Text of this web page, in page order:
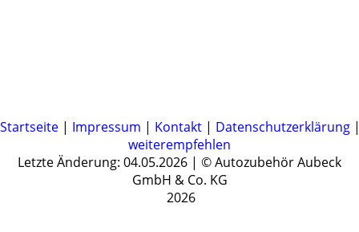
Startseite | Impressum | Kontakt | Datenschutzerklärung
weiterempfehlen
Letzte Änderung: 04.05.2026 | © Autozubehör Aubeck
GmbH & Co. KG
2026